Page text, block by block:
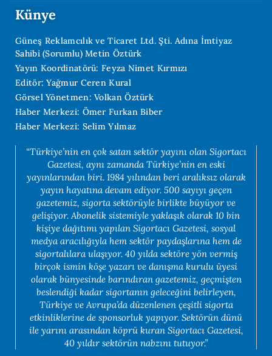
Künye
Güneş Reklamcılık ve Ticaret Ltd. Şti. Adına İmtiyaz
Sahibi (Sorumlu) Metin Öztürk
Yayın Koordinatörü: Feyza Nimet Kırmızı
Editör: Yağmur Ceren Kural
Görsel Yönetmen: Volkan Öztürk
Haber Merkezi: Ömer Furkan Biber
Haber Merkezi: Selim Yılmaz
“Türkiye’nin en çok satan sektör yayını olan Sigortacı
Gazetesi, aynı zamanda Türkiye’nin en eski
yayınlarından biri. 1984 yılından beri aralıksız olarak
yayın hayatına devam ediyor. 500 sayıyı geçen
gazetemiz, sigorta sektörüyle birlikte büyüyor ve
gelişiyor. Abonelik sistemiyle yaklaşık olarak 10 bin
kişiye dağıtımı yapılan Sigortacı Gazetesi, sosyal
medya aracılığıyla hem sektör paydaşlarına hem de
sigortalılara ulaşıyor. 40 yılda sektöre yön vermiş
birçok ismin köşe yazarı ve danışma kurulu üyesi
olarak bünyesinde barındıran gazetemiz, geçmişten
beslendiği kadar sigortanın geleceğini belirleyen,
Türkiye ve Avrupa’da düzenlenen çeşitli sigorta
etkinliklerine de sponsorluk yapıyor. Sektörün dünü
ile yarını arasından köprü kuran Sigortacı Gazetesi,
40 yıldır sektörün nabzını tutuyor.”